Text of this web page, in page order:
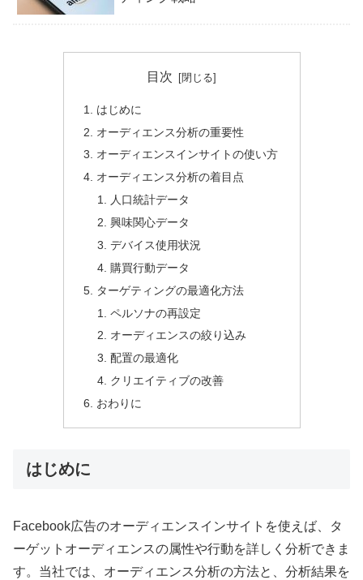
目次
はじめに
オーディエンス分析の重要性
オーディエンスインサイトの使い方
オーディエンス分析の着目点
人口統計データ
興味関心データ
デバイス使用状況
購買行動データ
ターゲティングの最適化方法
ペルソナの再設定
オーディエンスの絞り込み
配置の最適化
クリエイティブの改善
おわりに
はじめに
Facebook広告のオーディエンスインサイトを使えば、タ
ーゲットオーディエンスの属性や行動を詳しく分析できま
す。当社では、オーディエンス分析の方法と、分析結果を